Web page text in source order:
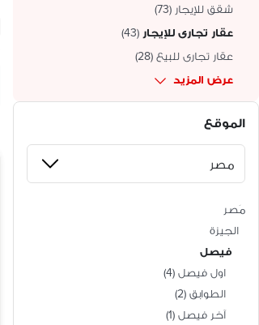
شقق للإيجار (
73
)
عقار تجارى للإيجار (
43
)
عقار تجارى للبيع (
28
)
عرض المزيد
الموقع
مَصر
الجيزة
فيصل
اول فيصل (
4
)
الطوابق (
2
)
آخر فيصل (
1
)